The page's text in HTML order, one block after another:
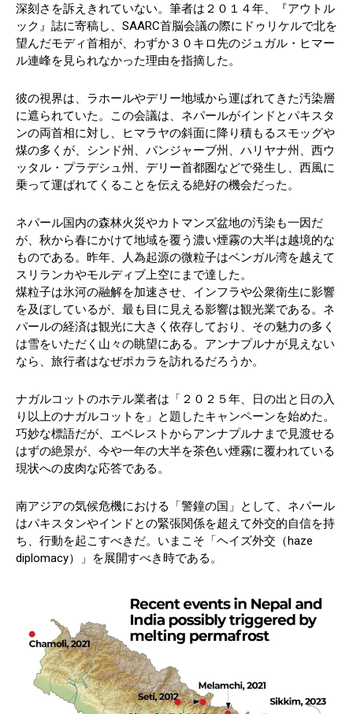
深刻さを訴えきれていない。筆者は２０１４年、『アウトル
ック』誌に寄稿し、SAARC首脳会議の際にドゥリケルで北を
望んだモディ首相が、わずか３０キロ先のジュガル・ヒマー
ル連峰を見られなかった理由を指摘した。
彼の視界は、ラホールやデリー地域から運ばれてきた汚染層
に遮られていた。この会議は、ネパールがインドとパキスタ
ンの両首相に対し、ヒマラヤの斜面に降り積もるスモッグや
煤の多くが、シンド州、パンジャーブ州、ハリヤナ州、西ウ
ッタル・プラデシュ州、デリー首都圏などで発生し、西風に
乗って運ばれてくることを伝える絶好の機会だった。
ネパール国内の森林火災やカトマンズ盆地の汚染も一因だ
が、秋から春にかけて地域を覆う濃い煙霧の大半は越境的な
ものである。昨年、人為起源の微粒子はベンガル湾を越えて
スリランカやモルディブ上空にまで達した。
煤粒子は氷河の融解を加速させ、インフラや公衆衛生に影響
を及ぼしているが、最も目に見える影響は観光業である。ネ
パールの経済は観光に大きく依存しており、その魅力の多く
は雪をいただく山々の眺望にある。アンナプルナが見えない
なら、旅行者はなぜポカラを訪れるだろうか。
ナガルコットのホテル業者は「２０２５年、日の出と日の入
り以上のナガルコットを」と題したキャンペーンを始めた。
巧妙な標語だが、エベレストからアンナプルナまで見渡せる
はずの絶景が、今や一年の大半を茶色い煙霧に覆われている
現状への皮肉な応答である。
南アジアの気候危機における「警鐘の国」として、ネパール
はパキスタンやインドとの緊張関係を超えて外交的自信を持
ち、行動を起こすべきだ。いまこそ「ヘイズ外交（haze
diplomacy）」を展開すべき時である。